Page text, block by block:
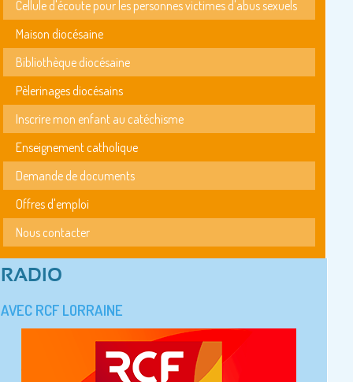
Cellule d'écoute pour les personnes victimes d'abus sexuels
Maison diocésaine
Bibliothèque diocésaine
Pèlerinages diocésains
Inscrire mon enfant au catéchisme
Enseignement catholique
Demande de documents
Offres d'emploi
Nous contacter
RADIO
AVEC RCF LORRAINE